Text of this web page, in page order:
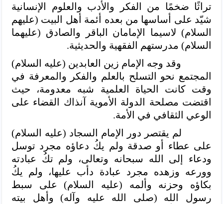
تراثًا ضخمًا من الفكر والأدب والعلوم الإنسانية
شيّد على أساسها من بعده أئمة أهل البيت (عليهم
السلام) لاسيما الإمامان الباقر والصادق (عليهما
السلام) مدرستهم الفقهية والحديثية.
وقد وجه الإمام زين العابدين (عليه السلام)
المجتمع نحو التسلح بالعلم والفكر والمعرفة في
وقت كانت الحياة العلمية شبه معدومة، حيث
اقتضت مصلحة الدولة الأموية آنذاك القضاء على
الوعي الثقافي في الأمة.
لم يقتصر دور الإمام السجاد (عليه السلام)
على عطاء أو صدقة ولم يكُ دعاؤه مجرد توسل
ودعاء إلى الله سبحانه وتعالى، ولم تكُ عبادته
وورعه وزهده مجرد عبادة دأب عليها، ولم يكُ
بكاؤه وحزنه وألمه (عليه السلام) على سبط
رسول الله (صلى الله عليه وآله) وأهل بيته